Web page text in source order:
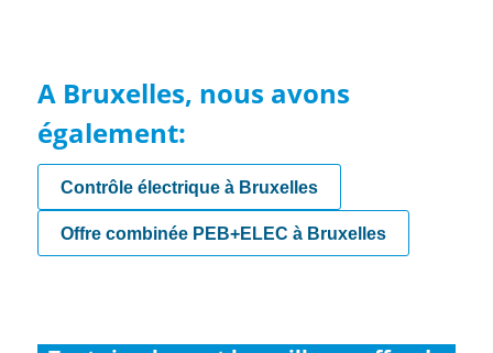
A Bruxelles, nous avons
également:
Contrôle électrique à Bruxelles
Offre combinée PEB+ELEC à Bruxelles